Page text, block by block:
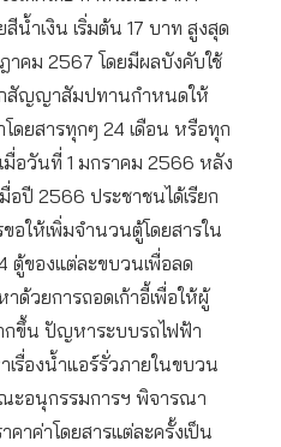
น้ำเงิน เริ่มต้น 17 บาท สูงสุด
าคม 2567 โดยมีผลบังคับใช้
กสัญญาสัมปทานกำหนดให้
ดยสารทุกๆ 24 เดือน หรือทุก
มื่อวันที่ 1 มกราคม 2566 หลัง
อปี 2566 ประชาชนได้เรียก
อให้เพิ่มจำนวนตู้โดยสารใน
ตู้ของแต่ละขบวนเพื่อลด
วยการถอดเก้าอี้เพื่อให้ผู้
กขึ้น ปัญหาระบบรถไฟฟ้า
รื่องน้ำแอร์รั่วภายในขบวน
ะอนุกรรมการฯ พิจารณา
คาค่าโดยสารแต่ละครั้งเป็น